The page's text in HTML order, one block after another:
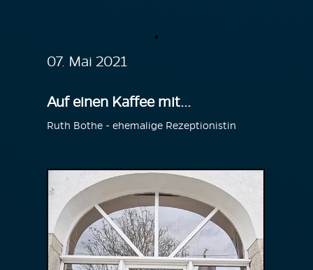
07. Mai 2021
Auf einen Kaffee mit...
Ruth Bothe - ehemalige Rezeptionistin